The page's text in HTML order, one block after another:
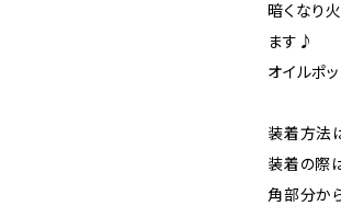
暗くなり
ます♪
オイルポ
装着方法
装着の際
角部分か